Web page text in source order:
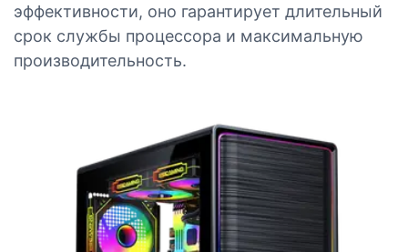
эффективности, оно гарантирует длительный
срок службы процессора и максимальную
производительность.